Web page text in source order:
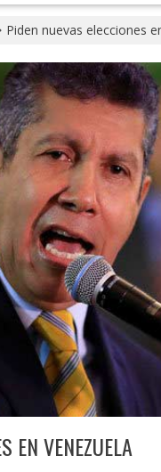
Piden nuevas elecciones
EN VENEZUELA